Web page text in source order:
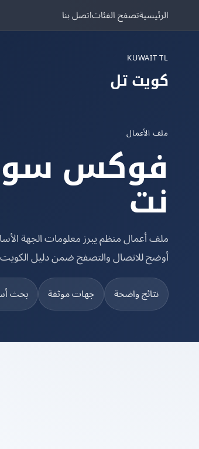
الرئيسيةتصفح الفئاتاتصل بنا
KUWAIT TL
كويت تل
ملف الأعمال
فوكس
نت
ملف أعمال منظم يبرز معلومات الجهة
أوضح للاتصال والتصفح ضمن دليل
نتائج واضحة جهات موثقة بحث